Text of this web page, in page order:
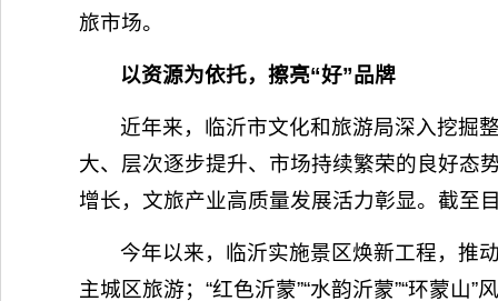
旅市场。
以资源为依托，擦亮“好”品牌
近年来，临沂市文化和旅游局深入挖掘
大、层次逐步提升、市场持续繁荣的良好态
增长，文旅产业高质量发展活力彰显。截至
今年以来，临沂实施景区焕新工程，推
主城区旅游；“红色沂蒙”“水韵沂蒙”“环蒙